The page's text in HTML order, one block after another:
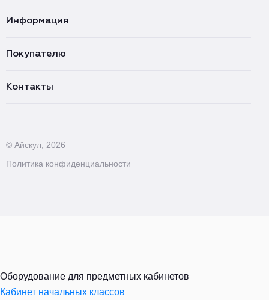
Информация
Покупателю
Контакты
© Айскул, 2026
Политика конфиденциальности
Оборудование для предметных кабинетов
Кабинет начальных классов